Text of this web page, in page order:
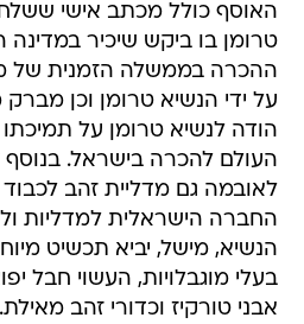
האוסף כולל מכתב אישי ששלח
טרומן בו ביקש שיכיר
ההכרה בממשלה הזמנית של
על ידי הנשיא טרומן וכן מברק
הודה לנשיא טרומן על
העולם להכרה בישראל. בנוסף
לאובמה גם מדליית זהב
החברה הישראלית למדליות
הנשיא, מישל, יביא תכשיט
בעלי מוגבלויות, העשוי חבל
אבני טורקיז וכדורי זהב מאילת.